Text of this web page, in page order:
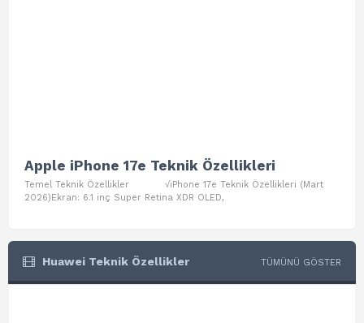
Apple iPhone 17e Teknik Özellikleri
Temel Teknik Özellikler √iPhone 17e Teknik Özellikleri (Mart
2026)Ekran: 6.1 inç Super Retina XDR OLED,
Huawei Teknik Özellikler TÜMÜNÜ GÖSTER